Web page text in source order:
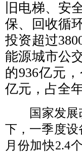
旧电梯、安
保、回收循
投资超过
能源城市公
的936亿元
亿元，占全
国家发
下，一季度设
月份加快2.4